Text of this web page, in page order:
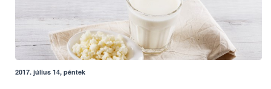
2017. július 14, péntek